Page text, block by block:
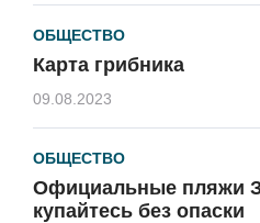
ОБЩЕСТВО
Карта грибника
09.08.2023
ОБЩЕСТВО
Официальные пляжи
купайтесь без опаски